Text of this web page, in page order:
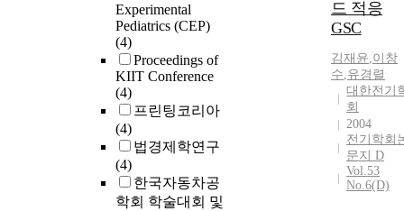
Experimental
Pediatrics (CEP)
(4)
Proceedings of
KIIT Conference
(4)
프린팅코리아
(4)
법경제학연구
(4)
한국자동차공
학회 학술대회 및
드 적응
GSC
김재윤,이창
수,유경렬
대한전기
회
2004
전기학회
문지 D
Vol.53
No.6(D)